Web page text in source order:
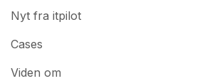
Nyt fra itpilot
Cases
Viden om